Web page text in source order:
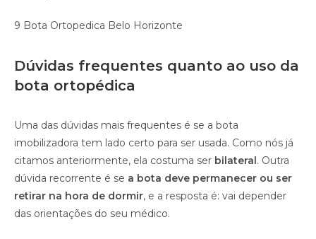
9 Bota Ortopedica Belo Horizonte
Dúvidas frequentes quanto ao uso da
bota ortopédica
Uma das dúvidas mais frequentes é se a bota
imobilizadora tem lado certo para ser usada. Como nós já
citamos anteriormente, ela costuma ser bilateral. Outra
dúvida recorrente é se a bota deve permanecer ou ser
retirar na hora de dormir, e a resposta é: vai depender
das orientações do seu médico.